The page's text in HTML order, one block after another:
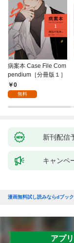
病案本 Case File Com
pendium［分冊版１］
0
無料
新刊配信
キャンペ
漫画無料試し読みならdブック
アプ